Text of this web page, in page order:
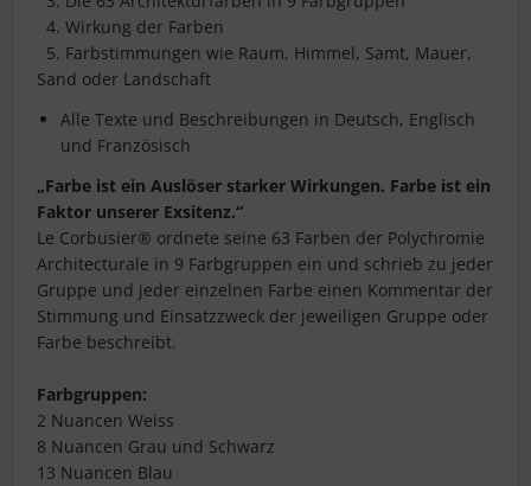
4. Wirkung der Farben
5. Farbstimmungen wie Raum, Himmel, Samt, Mauer,
Sand oder Landschaft
Alle Texte und Beschreibungen in Deutsch, Englisch
und Französisch
„Farbe ist ein Auslöser starker Wirkungen. Farbe ist ein
Faktor unserer Exsitenz.“
Le Corbusier® ordnete seine 63 Farben der Polychromie
Architecturale in 9 Farbgruppen ein und schrieb zu jeder
Gruppe und jeder einzelnen Farbe einen Kommentar der
Stimmung und Einsatzzweck der jeweiligen Gruppe oder
Farbe beschreibt.
Farbgruppen:
2 Nuancen Weiss
8 Nuancen Grau und Schwarz
13 Nuancen Blau